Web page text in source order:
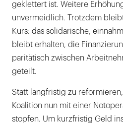
geklettert ist. Weitere
unvermeidlich. Trotzdem
Kurs: das solidarische,
bleibt erhalten, die
paritätisch zwischen
geteilt.
Statt langfristig zu
Koalition nun mit einer
stopfen. Um kurzfristig Geld